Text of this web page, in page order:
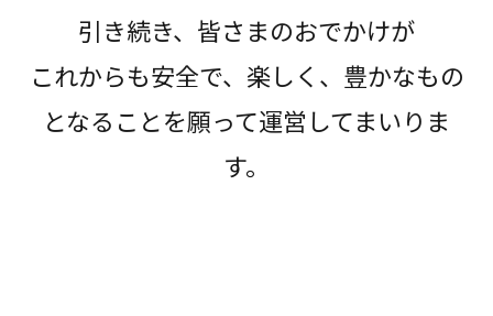
引き続き、皆さまのおでかけが
これからも安全で、楽しく、豊かなもの
となることを願って運営してまいりま
す。